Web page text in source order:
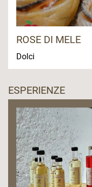
ROSE DI MELE
Dolci
ESPERIENZE